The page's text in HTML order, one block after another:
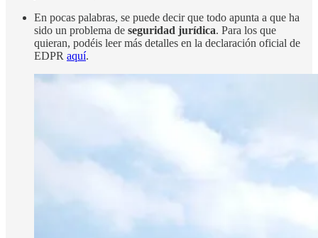
En pocas palabras, se puede decir que todo apunta a que ha
sido un problema de seguridad jurídica. Para los que
quieran, podéis leer más detalles en la declaración oficial de
EDPR aquí.